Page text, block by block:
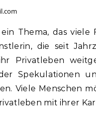
die seit
Privatleben
Spekulationen
Viele Menschen
mit ihrer